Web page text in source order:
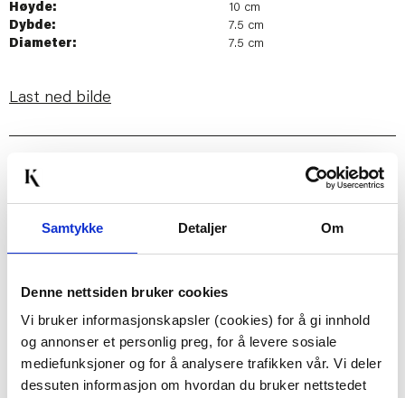
Samtykke Detaljer Om
Denne nettsiden bruker cookies
Vi bruker informasjonskapsler (cookies) for å gi innhold
og annonser et personlig preg, for å levere sosiale
mediefunksjoner og for å analysere trafikken vår. Vi deler
dessuten informasjon om hvordan du bruker nettstedet
Høyde:
10 cm
Dybde:
7.5 cm
Diameter:
7.5 cm
Last ned bilde
Passer med
FJERNKONTROLL LED
KUBBELYS LED 10CM
HVIT